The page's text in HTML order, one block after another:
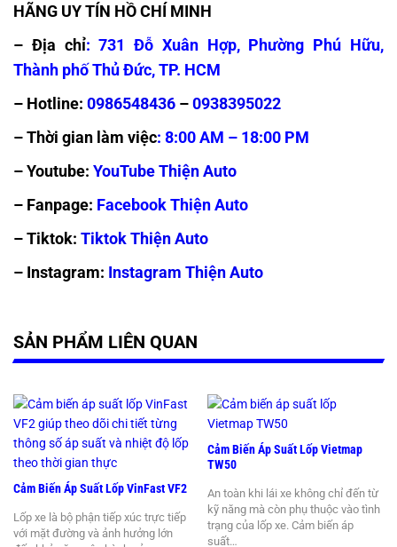
HÃNG UY TÍN HỒ CHÍ MINH
– Địa chỉ:731 Đỗ Xuân Hợp, Phường Phú Hữu,
Thành phố Thủ Đức, TP. HCM
– Hotline: 0986548436 –0938395022
– Thời gian làm việc: 8:00 AM – 18:00 PM
– Youtube: YouTube Thiện Auto
– Fanpage: Facebook Thiện Auto
– Tiktok: Tiktok Thiện Auto
– Instagram: Instagram Thiện Auto
SẢN PHẨM LIÊN QUAN
Cảm Biến Áp Suất Lốp VinFast VF2
Lốp xe là bộ phận tiếp xúc trực tiếp
với mặt đường và ảnh hưởng lớn
Cảm Biến Áp Suất Lốp Vietmap
TW50
An toàn khi lái xe không chỉ đến từ
kỹ năng mà còn phụ thuộc vào tình
trạng của lốp xe. Cảm biến áp
suất…